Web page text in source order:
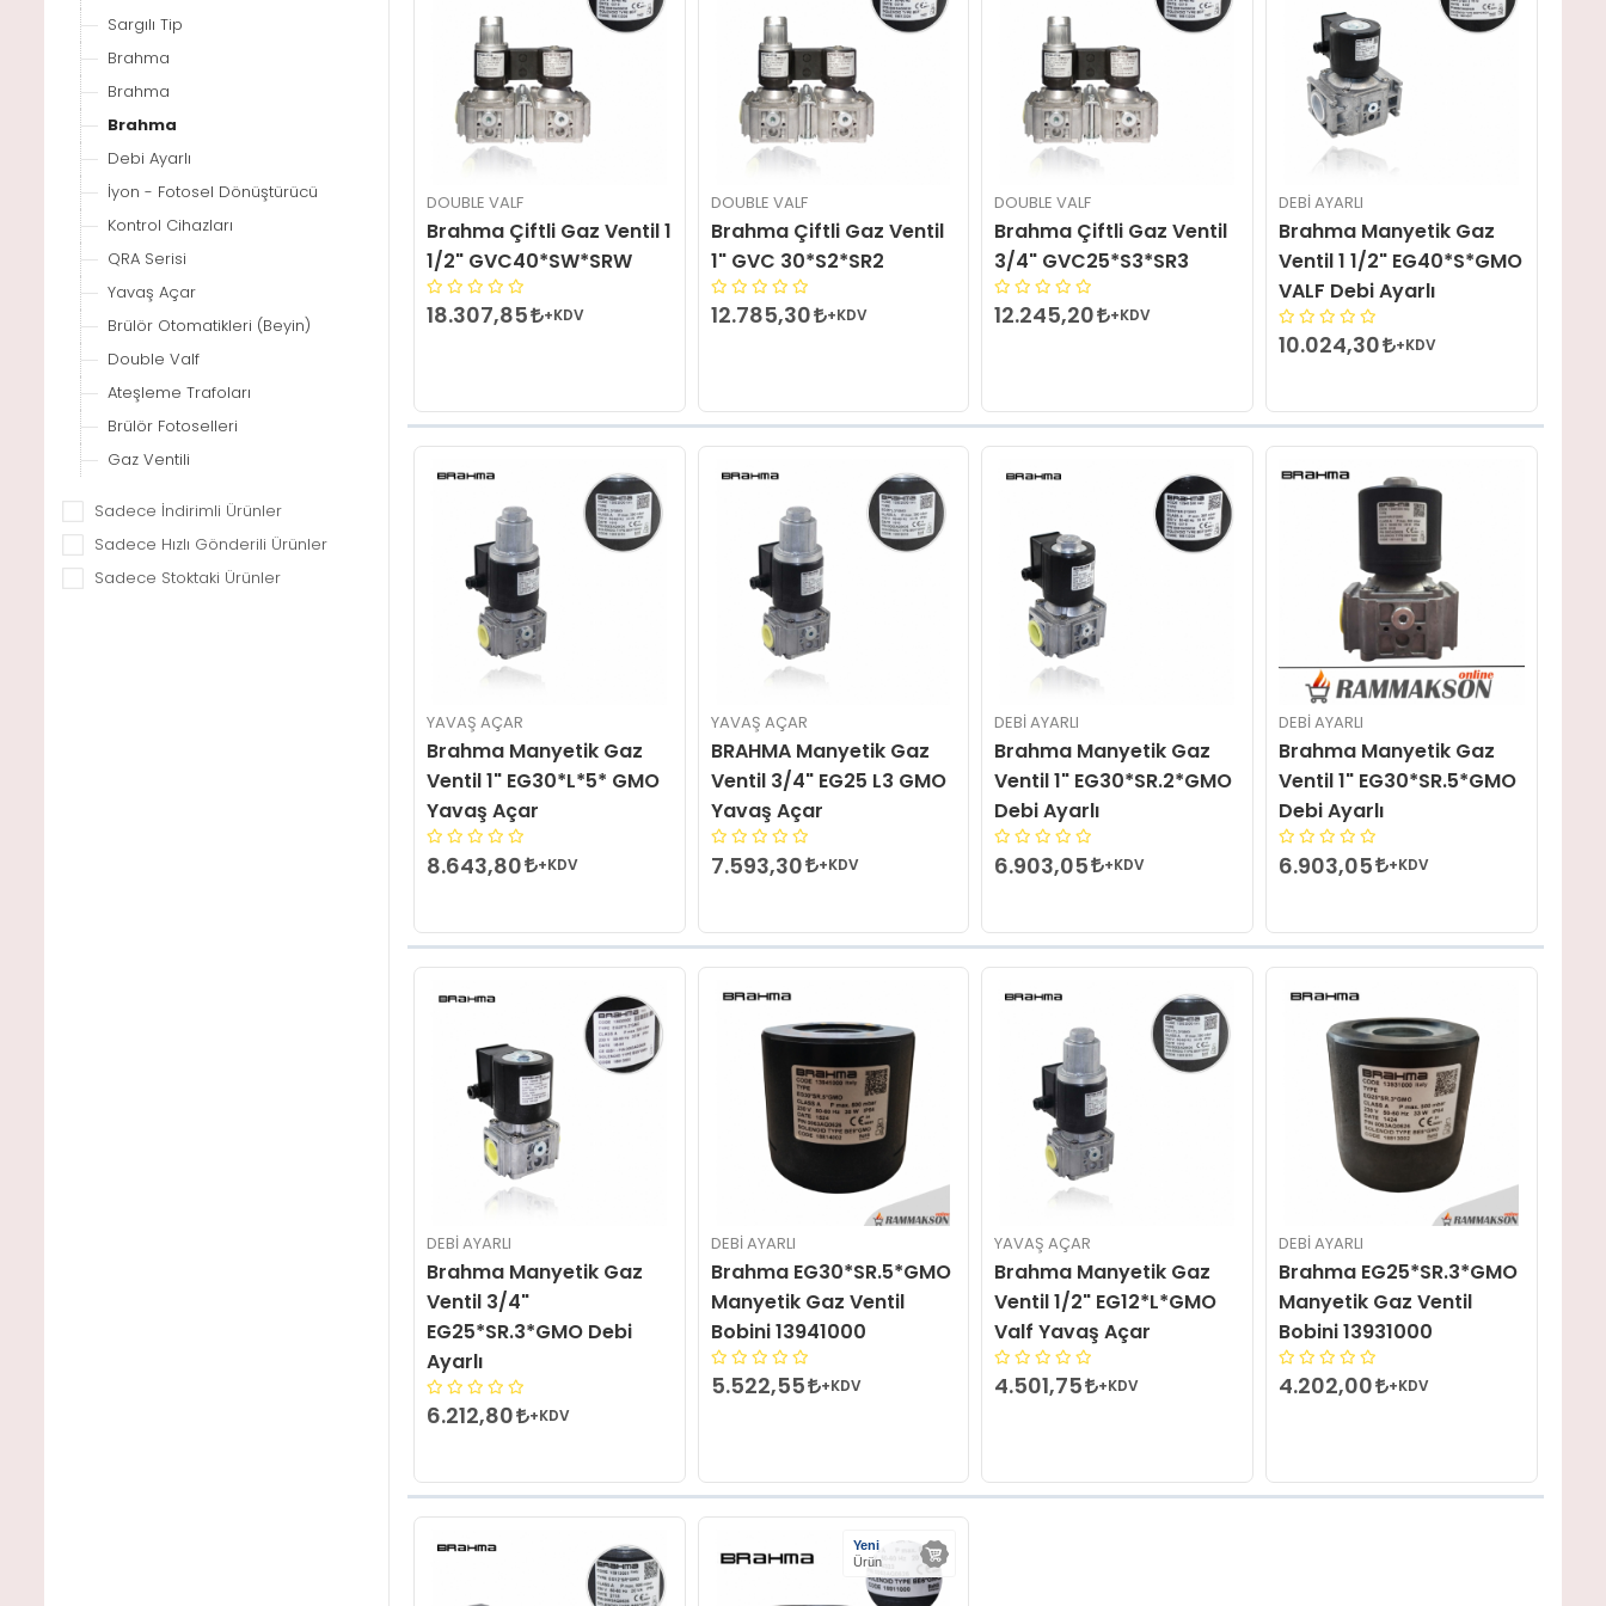
Sargılı Tip
Brahma
Brahma
Brahma
Debi Ayarlı
İyon - Fotosel Dönüştürücü
Kontrol Cihazları
QRA Serisi
Yavaş Açar
Brülör Otomatikleri (Beyin)
Double Valf
Ateşleme Trafoları
Brülör Fotoselleri
Gaz Ventili
Sadece İndirimli Ürünler
Sadece Hızlı Gönderili Ürünler
Sadece Stoktaki Ürünler
DOUBLE VALF
Brahma Çiftli Gaz Ventil 1
1/2" GVC40*SW*SRW
18.307,85 +KDV
DOUBLE VALF
Brahma Çiftli Gaz Ventil
1" GVC 30*S2*SR2
12.785,30 +KDV
DOUBLE VALF
Brahma Çiftli Gaz Ventil
3/4" GVC25*S3*SR3
12.245,20 +KDV
DEBI AYARLI
Brahma Manyetik Gaz
Ventil 1 1/2" EG40*S*GMO
VALF Debi Ayarlı
10.024,30 +KDV
YAVAŞ AÇAR
Brahma Manyetik Gaz
Ventil 1" EG30*L*5* GMO
Yavaş Açar
8.643,80 +KDV
YAVAŞ AÇAR
BRAHMA Manyetik Gaz
Ventil 3/4" EG25 L3 GMO
Yavaş Açar
7.593,30 +KDV
DEBI AYARLI
Brahma Manyetik Gaz
Ventil 1" EG30*SR.2*GMO
Debi Ayarlı
6.903,05 +KDV
DEBI AYARLI
Brahma Manyetik Gaz
Ventil 1" EG30*SR.5*GMO
Debi Ayarlı
6.903,05 +KDV
DEBI AYARLI
Brahma Manyetik Gaz
Ventil 3/4"
EG25*SR.3*GMO Debi
Ayarlı
6.212,80 +KDV
DEBI AYARLI
Brahma EG30*SR.5*GMO
Manyetik Gaz Ventil
Bobini 13941000
5.522,55 +KDV
YAVAŞ AÇAR
Brahma Manyetik Gaz
Ventil 1/2" EG12*L*GMO
Valf Yavaş Açar
4.501,75 +KDV
DEBI AYARLI
Brahma EG25*SR.3*GMO
Manyetik Gaz Ventil
Bobini 13931000
4.202,00 +KDV
Yeni
Ürün